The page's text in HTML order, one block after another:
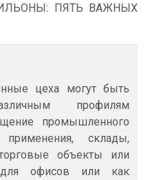
ПЯТЬ ВАЖНЫХ
цеха могут быть
профилям
промышленного
применения, склады,
объекты или
офисов или как